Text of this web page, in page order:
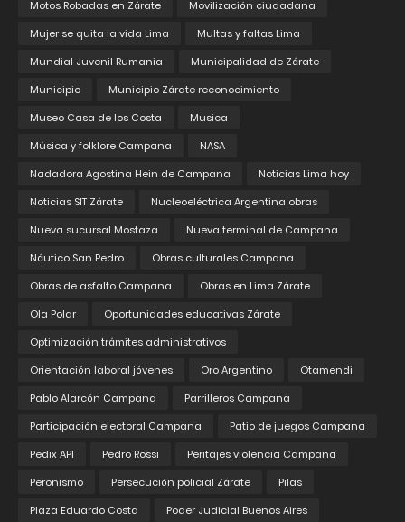
Motos Robadas en Zárate
Movilización ciudadana
Mujer se quita la vida Lima
Multas y faltas Lima
Mundial Juvenil Rumania
Municipalidad de Zárate
Municipio
Municipio Zárate reconocimiento
Museo Casa de los Costa
Musica
Música y folklore Campana
NASA
Nadadora Agostina Hein de Campana
Noticias Lima hoy
Noticias SIT Zárate
Nucleoeléctrica Argentina obras
Nueva sucursal Mostaza
Nueva terminal de Campana
Náutico San Pedro
Obras culturales Campana
Obras de asfalto Campana
Obras en Lima Zárate
Ola Polar
Oportunidades educativas Zárate
Optimización trámites administrativos
Orientación laboral jóvenes
Oro Argentino
Otamendi
Pablo Alarcón Campana
Parrilleros Campana
Participación electoral Campana
Patio de juegos Campana
Pedix API
Pedro Rossi
Peritajes violencia Campana
Peronismo
Persecución policial Zárate
Pilas
Plaza Eduardo Costa
Poder Judicial Buenos Aires